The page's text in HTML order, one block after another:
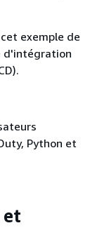
exemple de
d'intégration
Python et